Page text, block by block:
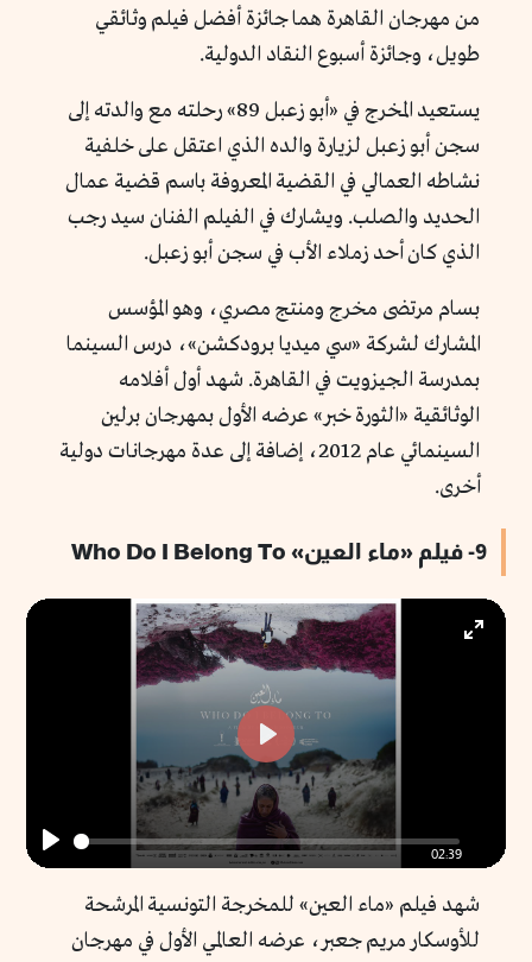
من مهرجان القاهرة هما جائزة أفضل فيلم وثائقي
طويل، وجائزة أسبوع النقاد الدولية.
يستعيد المخرج في «أبو زعبل 89» رحلته مع والدته إلى
سجن أبو زعبل لزيارة والده الذي اعتقل على خلفية
نشاطه العمالي في القضية المعروفة باسم قضية عمال
الحديد والصلب. ويشارك في الفيلم الفنان سيد رجب
الذي كان أحد زملاء الأب في سجن أبو زعبل.
بسام مرتضى مخرج ومنتج مصري، وهو المؤسس
المشارك لشركة «سي ميديا برودكشن»، درس السينما
بمدرسة الجيزويت في القاهرة. شهد أول أفلامه
الوثائقية «الثورة خبر» عرضه الأول بمهرجان برلين
السينمائي عام 2012، إضافة إلى عدة مهرجانات دولية
أخرى.
9- فيلم «ماء العين» Who Do I Belong To
Play
02:39
Play
شهد فيلم «ماء العين» للمخرجة التونسية المرشحة
للأوسكار مريم جعبر، عرضه العالمي الأول في مهرجان